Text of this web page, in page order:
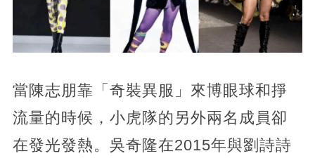
當陳志朋靠「奇裝異服」來博眼球和掙
流量的時候，小虎隊的另外兩名成員卻
在發光發熱。吳奇隆在2015年與劉詩詩